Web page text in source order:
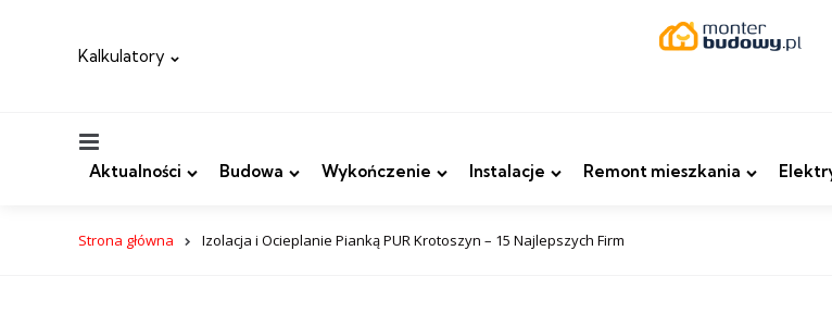
Kalkulatory
Aktualności Budowa Wykończenie Instalacje Remont mieszkania
Strona główna Izolacja i Ocieplanie Pianką PUR Krotoszyn – 15 Najlepszych Firm